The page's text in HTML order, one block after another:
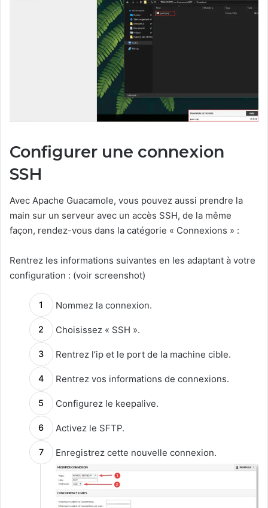
Configurer une connexion
SSH
Avec Apache Guacamole, vous pouvez aussi prendre la
main sur un serveur avec un accès SSH, de la même
façon, rendez-vous dans la catégorie « Connexions » :
Rentrez les informations suivantes en les adaptant à votre
configuration : (voir screenshot)
Nommez la connexion.
Choisissez « SSH ».
Rentrez l’ip et le port de la machine cible.
Rentrez vos informations de connexions.
Configurez le keepalive.
Activez le SFTP.
Enregistrez cette nouvelle connexion.